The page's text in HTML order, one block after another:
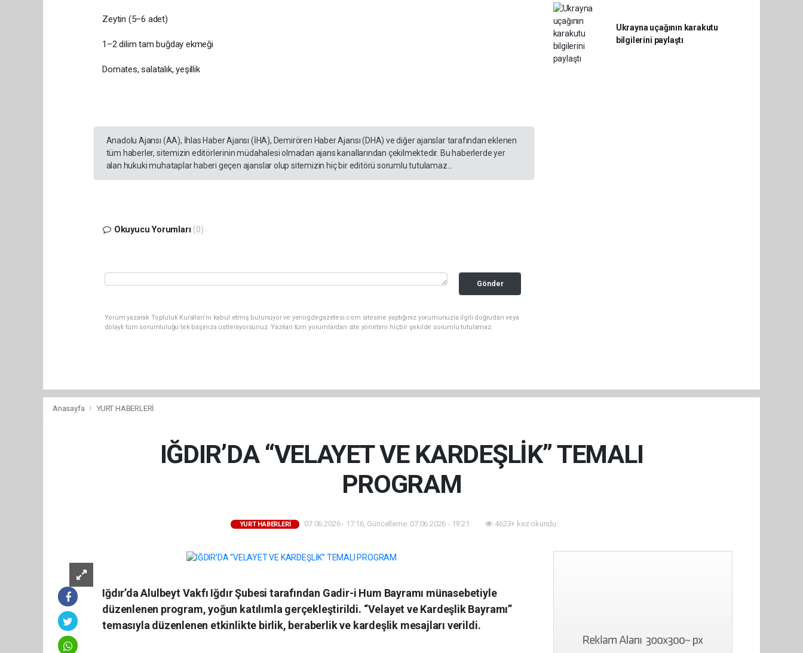
Zeytin (5–6 adet)
1–2 dilim tam buğday ekmeği
Domates, salatalık, yeşillik
Anadolu Ajansı (AA), İhlas Haber Ajansı (İHA), Demirören Haber Ajansı (DHA) ve diğer ajanslar tarafından eklenen
tüm haberler, sitemizin editörlerinin müdahalesi olmadan ajans kanallarından çekilmektedir. Bu haberlerde yer
alan hukuki muhataplar haberi geçen ajanslar olup sitemizin hiç bir editörü sorumlu tutulamaz...
Okuyucu Yorumları (0)
Gönder
Yorum yazarak Topluluk Kuralları’nı kabul etmiş bulunuyor ve yeniigdirgazetesi.com sitesine yaptığınız yorumunuzla ilgili doğrudan veya
dolaylı tüm sorumluluğu tek başınıza üstleniyorsunuz. Yazılan tüm yorumlardan site yönetimi hiçbir şekilde sorumlu tutulamaz.
Ukrayna uçağının karakutu
bilgilerini paylaştı
Anasayfa YURT HABERLERİ
IĞDIR’DA “VELAYET VE KARDEŞLİK” TEMALI
PROGRAM
YURT HABERLERİ 07.06.2026 - 17:16, Güncelleme: 07.06.2026 - 19:21 4623+ kez okundu.
Iğdır’da Alulbeyt Vakfı Iğdır Şubesi tarafından Gadir-i Hum Bayramı münasebetiyle
düzenlenen program, yoğun katılımla gerçekleştirildi. “Velayet ve Kardeşlik Bayramı”
temasıyla düzenlenen etkinlikte birlik, beraberlik ve kardeşlik mesajları verildi.